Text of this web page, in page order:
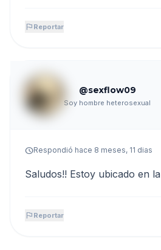
flag Reportar
@sexflow09
Soy hombre heterosexual
scheduleRespondió hace 8 meses, 11 dias
Saludos!! Estoy ubicado en
flag Reportar